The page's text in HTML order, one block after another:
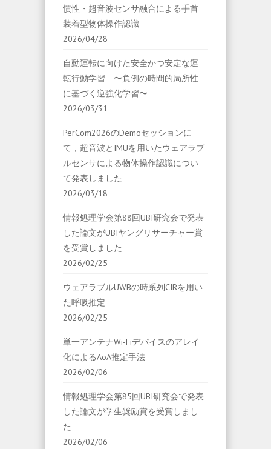
慣性・超音波センサ融合による手首
装着型物体操作認識
2026/04/28
自動運転に向けた安全かつ安定な運
転行動学習 〜負例の時間的局所性
に基づく逆強化学習〜
2026/03/31
PerCom2026のDemoセッションに
て，超音波とIMUを用いたウェアラブ
ルセンサによる物体操作認識につい
て発表しました
2026/03/18
情報処理学会第88回UBI研究会で発表
した論文がUBIヤングリサーチャー賞
を受賞しました
2026/02/25
ウェアラブルUWBの時系列CIRを用い
た呼吸推定
2026/02/25
単一アンテナWi-Fiデバイスのアレイ
化によるAoA推定手法
2026/02/06
情報処理学会第85回UBI研究会で発表
した論文が学生奨励賞を受賞しまし
た
2026/02/06